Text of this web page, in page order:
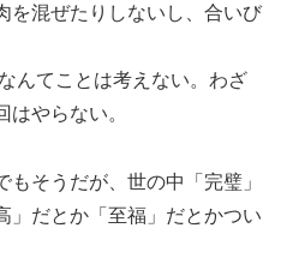
を混ぜたりしないし、合いび
んてことは考えない。わざ
やらない。
そうだが、世の中「完璧」
」だとか「至福」だとかつい